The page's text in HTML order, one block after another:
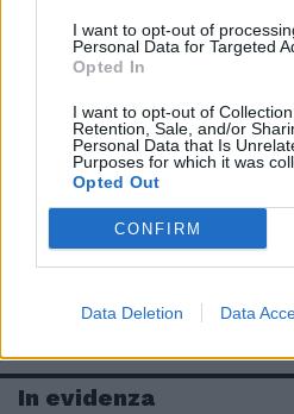
I want to opt-out of
Personal Data for Targeted
Opted In
I want to opt-out of
Retention, Sale, and/or
Personal Data that Is
Purposes for which it was
Opted Out
CONFIRM
Data Deletion Data
In evidenza